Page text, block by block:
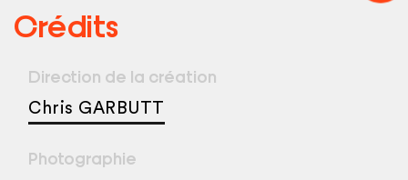
Crédits
Direction de la création
Chris GARBUTT
Photographie